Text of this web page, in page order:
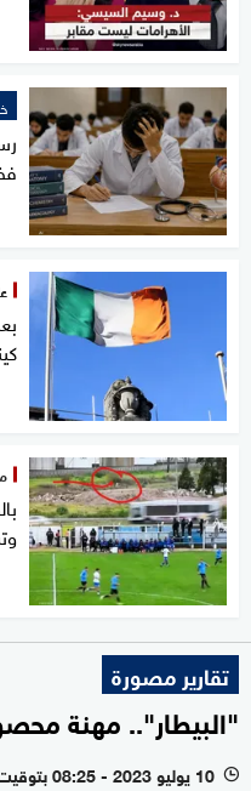
تقارير مصورة
"البيطار".. مهنة
l 10 يوليو 2023 - 08:25 بتوقيت أبوظبي